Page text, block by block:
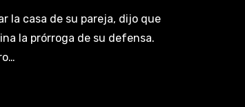
la casa de su pareja, dijo que
la prórroga de su defensa.